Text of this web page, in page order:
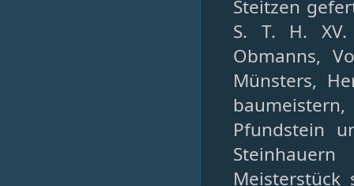
Steitzen
S. T. H. XV.
Obmanns,
Münsters,
Pfundstein